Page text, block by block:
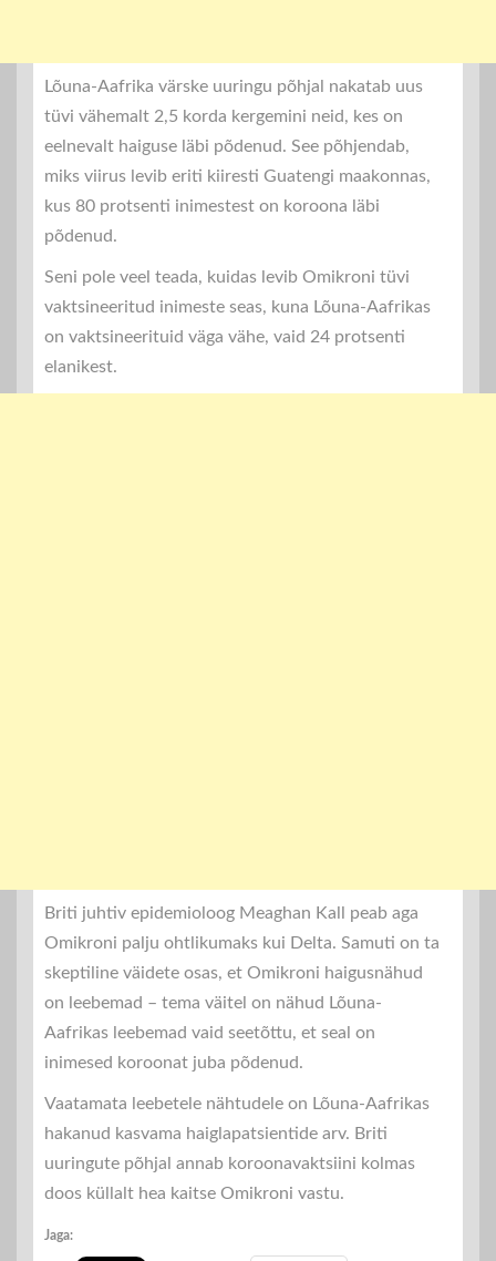
Lõuna-Aafrika värske uuringu põhjal nakatab uus
tüvi vähemalt 2,5 korda kergemini neid, kes on
eelnevalt haiguse läbi põdenud. See põhjendab,
miks viirus levib eriti kiiresti Guatengi maakonnas,
kus 80 protsenti inimestest on koroona läbi
põdenud.
Seni pole veel teada, kuidas levib Omikroni tüvi
vaktsineeritud inimeste seas, kuna Lõuna-Aafrikas
on vaktsineerituid väga vähe, vaid 24 protsenti
elanikest.
Briti juhtiv epidemioloog Meaghan Kall peab aga
Omikroni palju ohtlikumaks kui Delta. Samuti on ta
skeptiline väidete osas, et Omikroni haigusnähud
on leebemad – tema väitel on nähud Lõuna-
Aafrikas leebemad vaid seetõttu, et seal on
inimesed koroonat juba põdenud.
Vaatamata leebetele nähtudele on Lõuna-Aafrikas
hakanud kasvama haiglapatsientide arv. Briti
uuringute põhjal annab koroonavaktsiini kolmas
doos küllalt hea kaitse Omikroni vastu.
Jaga: